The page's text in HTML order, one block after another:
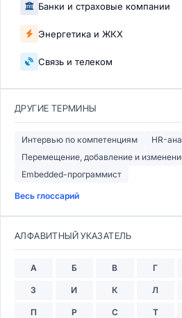
Банки и страховые компании
Энергетика и ЖКХ
Связь и телеком
ДРУГИЕ ТЕРМИНЫ
Интервью по компетенциям
HR-
Перемещение, добавление и
Embedded-программист
Весь глоссарий
АЛФАВИТНЫЙ УКАЗАТЕЛЬ
А Б В Г
З И К Л
П Р С Т